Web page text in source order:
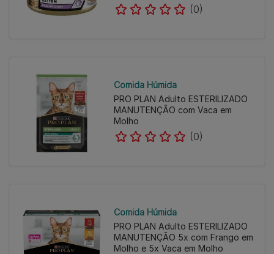
(0)
Comida Húmida
PRO PLAN Adulto ESTERILIZADO
MANUTENÇÃO com Vaca em
Molho
(0)
Comida Húmida
PRO PLAN Adulto ESTERILIZADO
MANUTENÇÃO 5x com Frango em
Molho e 5x Vaca em Molho